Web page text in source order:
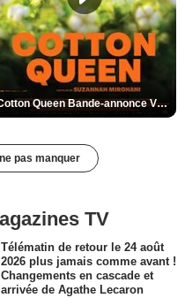
Cotton Queen Bande-annonce VO STFR
pas manquer
TV
Télématin de retour le 24 août
2026 plus jamais comme avant !
Changements en cascade et
arrivée de Agathe Lecaron